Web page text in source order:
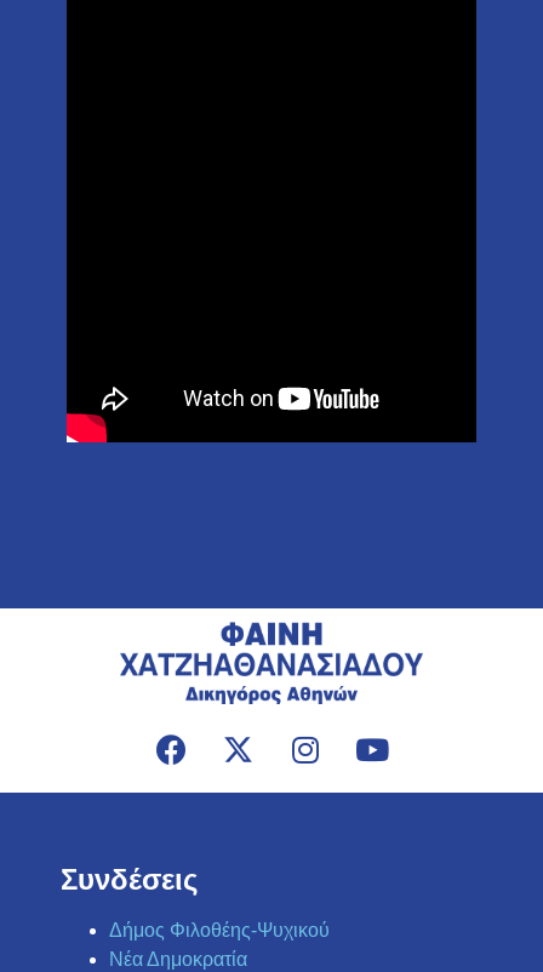
Συνδέσεις
Δήμος Φιλοθέης-Ψυχικού
Νέα Δημοκρατία